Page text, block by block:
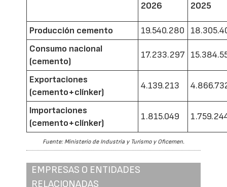
2026 2025
Producción cemento 19.540.280
Consumo nacional
(cemento)
17.233.297
Exportaciones
(cemento+clínker)
4.139.213
Importaciones
(cemento+clínker)
1.815.049
Fuente: Ministerio de Industria y Turismo y Oficemen.
EMPRESAS O ENTIDADES
RELACIONADAS